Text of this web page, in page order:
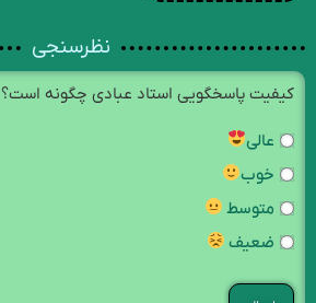
نظرسنجی
کیفیت پاسخگویی استاد عبادی چگونه است؟
عالی
خوب
متوسط
ضعیف